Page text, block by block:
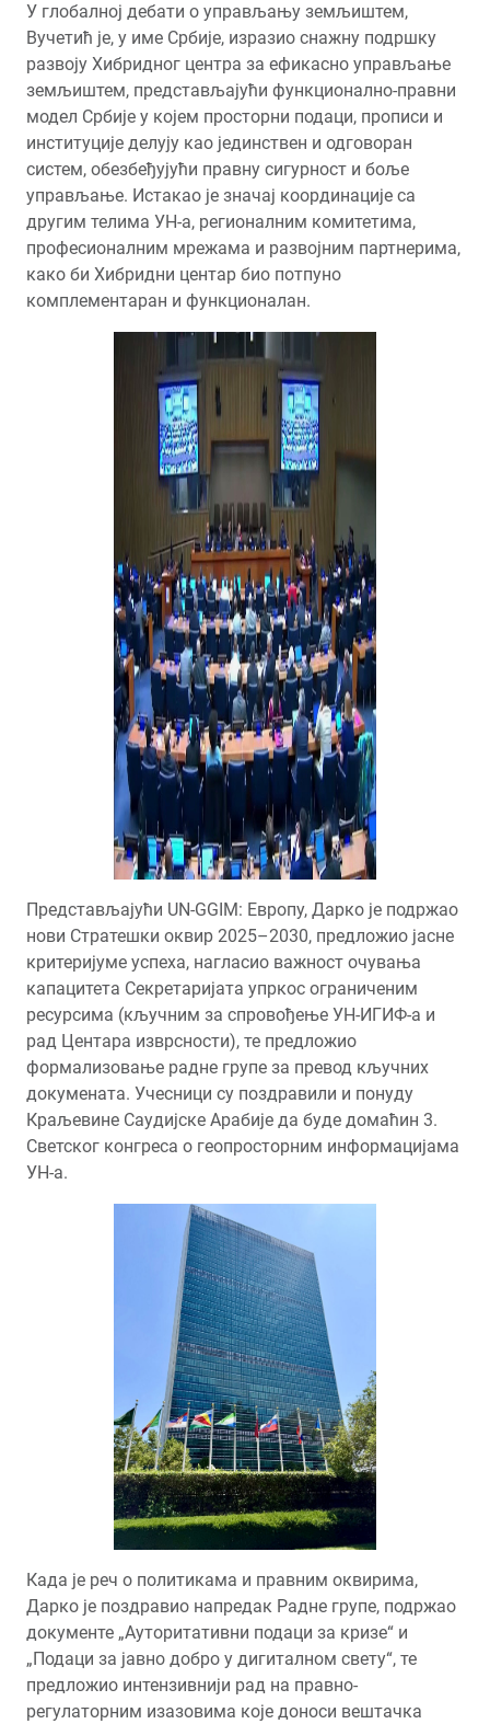
У глобалној дебати о управљању земљиштем,
Вучетић је, у име Србије, изразио снажну подршку
развоју Хибридног центра за ефикасно управљање
земљиштем, представљајући функционално-правни
модел Србије у којем просторни подаци, прописи и
институције делују као јединствен и одговоран
систем, обезбеђујући правну сигурност и боље
управљање. Истакао је значај координације са
другим телима УН-а, регионалним комитетима,
професионалним мрежама и развојним партнерима,
како би Хибридни центар био потпуно
комплементаран и функционалан.
Представљајући UN-GGIM: Европу, Дарко је подржао
нови Стратешки оквир 2025–2030, предложио јасне
критеријуме успеха, нагласио важност очувања
капацитета Секретаријата упркос ограниченим
ресурсима (кључним за спровођење УН-ИГИФ-а и
рад Центара изврсности), те предложио
формализовање радне групе за превод кључних
докумената. Учесници су поздравили и понуду
Краљевине Саудијске Арабије да буде домаћин 3.
Светског конгреса о геопросторним информацијама
УН-а.
Када је реч о политикама и правним оквирима,
Дарко је поздравио напредак Радне групе, подржао
документе „Ауторитативни подаци за кризе“ и
„Подаци за јавно добро у дигиталном свету“, те
предложио интензивнији рад на правно-
регулаторним изазовима које доноси вештачка